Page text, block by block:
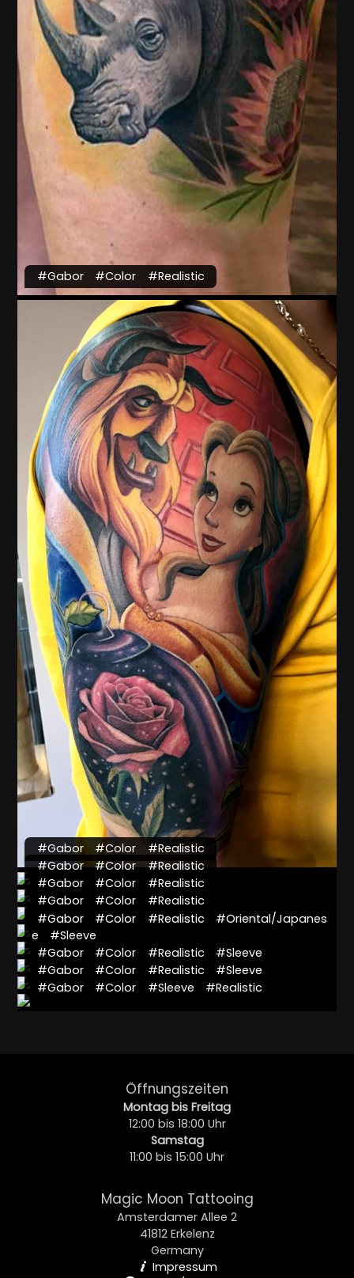
#Gabor #Color #Realistic
#Gabor #Color
#Realistic
#Gabor
#Color
#Realistic
#Gabor
#Color
#Realistic
#Gabor
#Color
#Realistic
#Gabor
#Color #Realistic #Comic
#Gabor #Color #Realistic
#Oriental/Japanes
e
#Sleeve
#Gabor
#Color #Realistic
#Sleeve
#Gabor
#Color #Realistic
#Sleeve
#Gabor
#Color #Sleeve #Realistic
Öffnungszeiten
Montag bis Freitag
12:00 bis 18:00 Uhr
Samstag
11:00 bis 15:00 Uhr
Magic Moon Tattooing
Amsterdamer Allee 2
41812 Erkelenz
Germany
i Impressum